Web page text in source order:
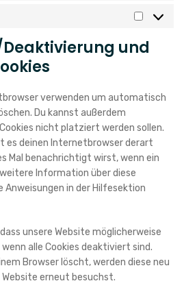
und
verwenden um automatisch
Du kannst außerdem
nicht platziert werden sollen.
es deinen Internetbrowser derart
Mal benachrichtigt wirst, wenn ein
Information über diese
Anweisungen in der Hilfesektion
unsere Website möglicherweise
alle Cookies deaktiviert sind.
Browser löscht, werden diese neu
erneut besuchst.